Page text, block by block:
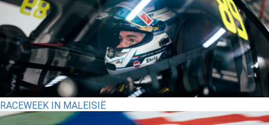
RACEWEEK IN MALEISIË